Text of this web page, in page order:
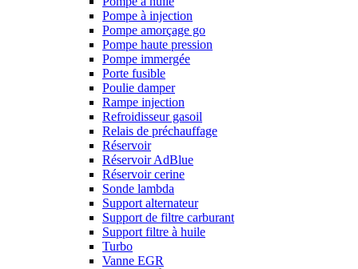
Pompe à injection
Pompe amorçage go
Pompe haute pression
Pompe immergée
Porte fusible
Poulie damper
Rampe injection
Refroidisseur gasoil
Relais de préchauffage
Réservoir
Réservoir AdBlue
Réservoir cerine
Sonde lambda
Support alternateur
Support de filtre carburant
Support filtre à huile
Turbo
Vanne EGR